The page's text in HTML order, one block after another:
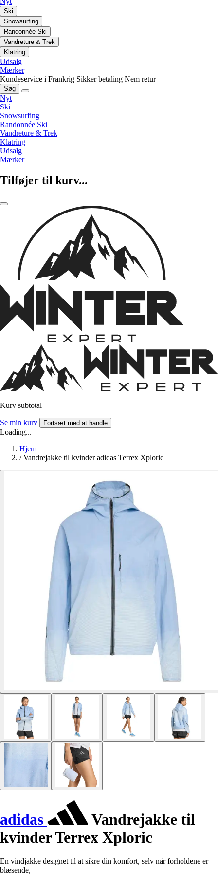
Ski
Snowsurfing
Randonnée Ski
Vandreture & Trek
Klatring
Udsalg
Mærker
Kundeservice i Frankrig Sikker betaling Nem retur
Søg
Nyt
Ski
Snowsurfing
Randonnée Ski
Vandreture & Trek
Klatring
Udsalg
Mærker
Tilføjer til kurv...
Kurv subtotal
Se min kurv Fortsæt med at handle
Loading...
Hjem
/ Vandrejakke til kvinder adidas Terrex Xploric
adidas
Vandrejakke til
kvinder Terrex Xploric
En vindjakke designet til at sikre din komfort, selv når forholdene er
blæsende,